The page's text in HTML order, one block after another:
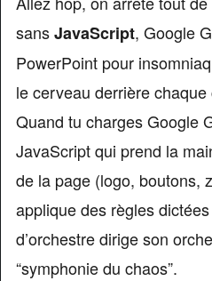
sansJavaScript, Google
PowerPoint pour
le cerveau derrière
Quand tu charges Google
JavaScript qui prend la
de la page (logo, boutons,
applique des règles
d’orchestre dirige son
“symphonie du chaos”.